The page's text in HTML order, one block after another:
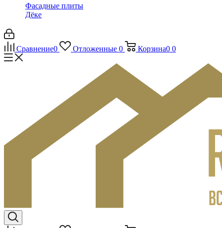
Фасадные плиты
Дёке
Сравнение0 Отложенные 0 Корзина0 0